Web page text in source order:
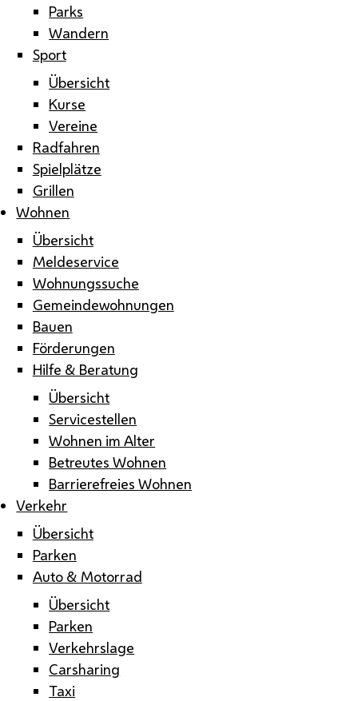
Parks
Wandern
Sport
Übersicht
Kurse
Vereine
Radfahren
Spielplätze
Grillen
Wohnen
Übersicht
Meldeservice
Wohnungssuche
Gemeindewohnungen
Bauen
Förderungen
Hilfe & Beratung
Übersicht
Servicestellen
Wohnen im Alter
Betreutes Wohnen
Barrierefreies Wohnen
Verkehr
Übersicht
Parken
Auto & Motorrad
Übersicht
Parken
Verkehrslage
Carsharing
Taxi